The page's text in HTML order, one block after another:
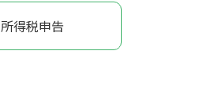
所得税申告